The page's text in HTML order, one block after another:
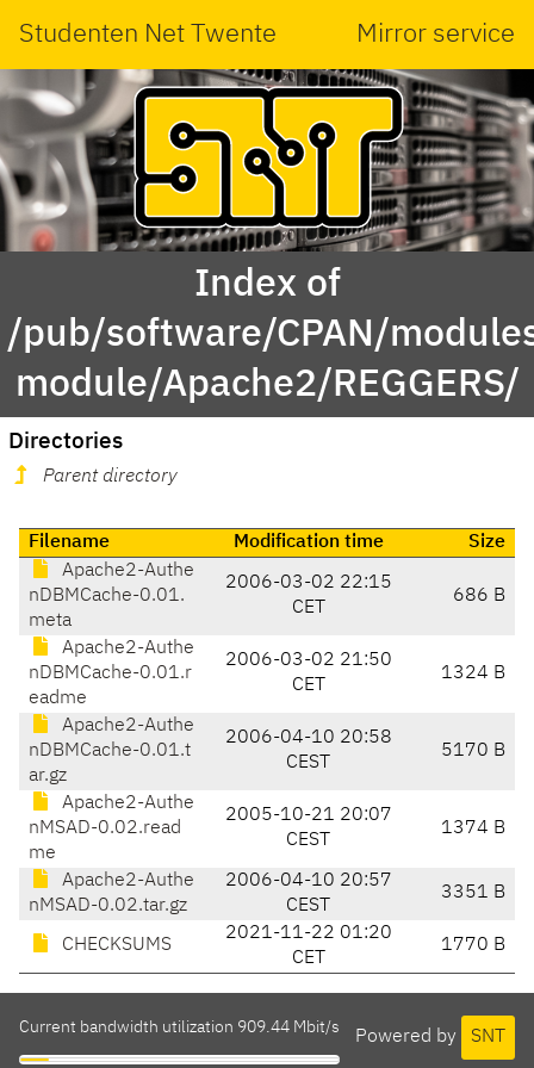
Studenten Net Twente Mirror service
Index of
/pub/software/CPAN/
module/Apache2/REGGERS/
Directories
Parent directory
Filename Modification time
Size
Apache2-Authe
nDBMCache-0.01.
meta
2006-03-02 22:15
CET
686 B
Apache2-Authe
nDBMCache-0.01.r
eadme
2006-03-02 21:50
CET
1324 B
Apache2-Authe
nDBMCache-0.01.t
ar.gz
2006-04-10 20:58
CEST
5170 B
Apache2-Authe
nMSAD-0.02.read
me
2005-10-21 20:07
CEST
1374 B
Apache2-Authe
nMSAD-0.02.tar.gz
2006-04-10 20:57
CEST
3351 B
CHECKSUMS
2021-11-22 01:20
CET
1770 B
Powered by SNT
Current bandwidth utilization 909.44 Mbit/s